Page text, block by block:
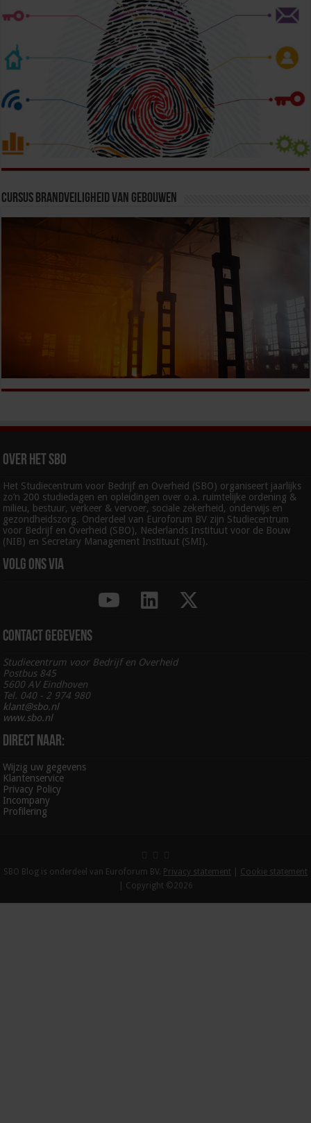
Cursus Brandveiligheid van Gebouwen
Over het SBO
Het Studiecentrum voor Bedrijf en Overheid (SBO) organiseert jaarlijks
zo’n 200 studiedagen en opleidingen over o.a. ruimtelijke ordening &
milieu, bestuur, verkeer & vervoer, sociale zekerheid, onderwijs en
gezondheidszorg. Onderdeel van Euroforum BV zijn Studiecentrum
voor Bedrijf en Overheid (SBO), Nederlands Instituut voor de Bouw
(NIB) en Secretary Management Instituut (SMI).
Volg ons via
Contact gegevens
Studiecentrum voor Bedrijf en Overheid
Postbus 845
5600 AV Eindhoven
Tel. 040 - 2 974 980
klant@sbo.nl
www.sbo.nl
Direct naar:
Wijzig uw gegevens
Klantenservice
Privacy Policy
Incompany
Profilering
SBO Blog is onderdeel van Euroforum BV. Privacy statement
Cookie statement
| Copyright ©2026